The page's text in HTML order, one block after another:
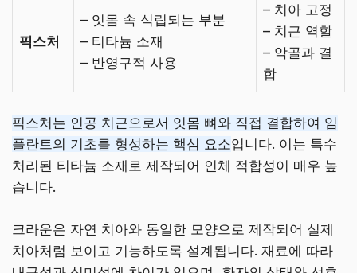
픽스처
– 잇몸 속 식립되는 부분
– 티타늄 소재
– 반영구적 사용
– 치아 고정
– 치근 역할
– 악골과 결
합
픽스처는 인공 치근으로서 잇몸 뼈와 직접 결합하여 임
플란트의 기초를 형성하는 핵심 요소입니다. 이는 특수
처리된 티타늄 소재로 제작되어 인체 적합성이 매우 높
습니다.
크라운은 자연 치아와 동일한 모양으로 제작되어 실제
치아처럼 보이고 기능하도록 설계됩니다. 재료에 따라